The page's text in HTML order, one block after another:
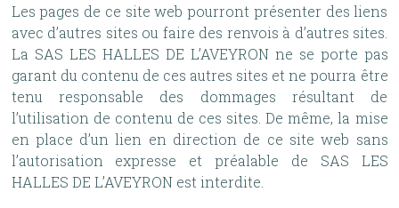
Les pages de ce site web pourront présenter des liens
avec d’autres sites ou faire des renvois à d’autres sites.
La SAS LES HALLES DE L’AVEYRON ne se porte pas
garant du contenu de ces autres sites et ne pourra être
tenu responsable des dommages résultant de
l’utilisation de contenu de ces sites. De même, la mise
en place d’un lien en direction de ce site web sans
l’autorisation expresse et préalable de SAS LES
HALLES DE L’AVEYRON est interdite.